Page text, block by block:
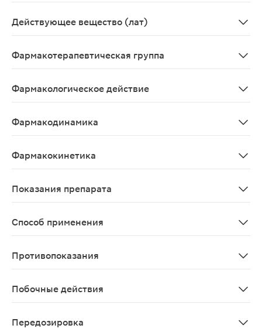
Действующее вещество (лат)
Фармакотерапевтическая группа
Фармакологическое действие
Фармакодинамика
Фармакокинетика
Показания препарата
Способ применения
Противопоказания
Побочные действия
Передозировка